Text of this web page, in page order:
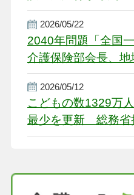
2026/05/22
2040年問題「全国
介護保険部会長、
盤整備を促す
2026/05/12
こどもの数1329万
最少を更新 総務省